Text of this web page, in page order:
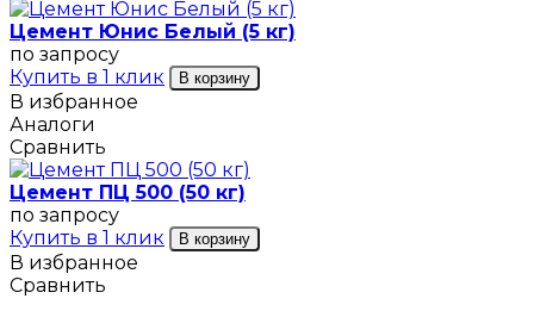
Цемент Юнис Белый (5 кг)
по запросу
Купить в 1 клик
В корзину
В избранное
Аналоги
Сравнить
Цемент ПЦ 500 (50 кг)
по запросу
Купить в 1 клик
В корзину
В избранное
Сравнить